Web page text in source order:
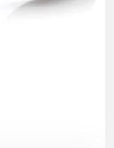
/ DIR 694 LB4 /